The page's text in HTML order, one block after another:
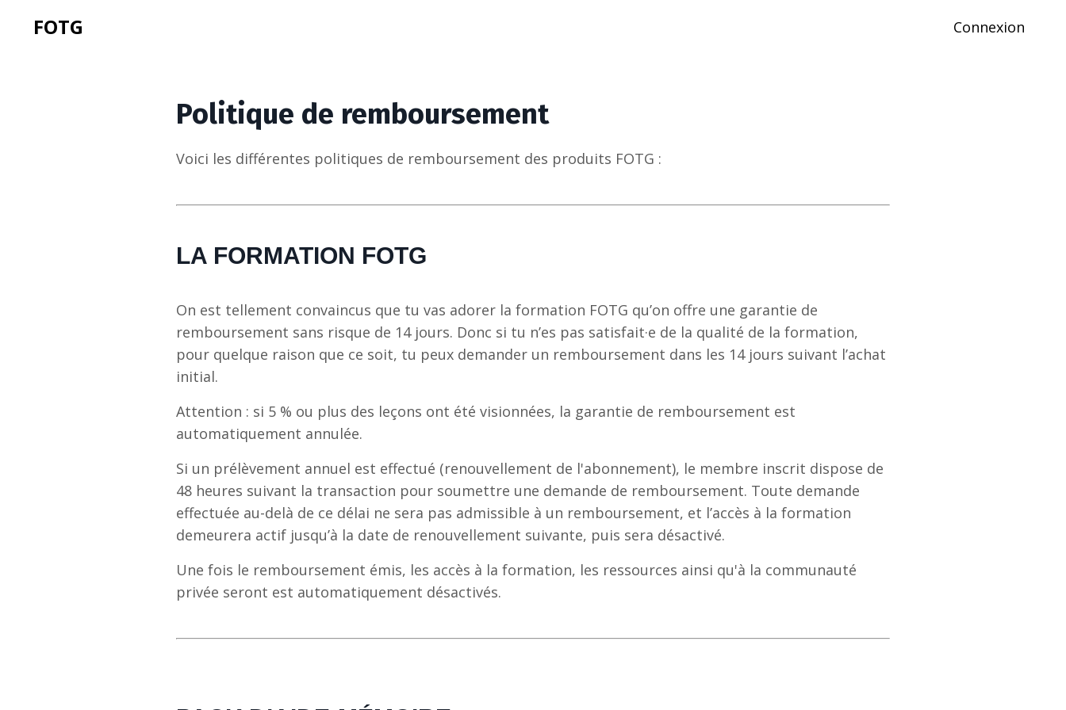
FOTG Connexion
Politique de remboursement
Voici les différentes politiques de remboursement des produits FOTG :
LA FORMATION FOTG
On est tellement convaincus que tu vas adorer la formation FOTG qu’on offre une garantie de
remboursement sans risque de 14 jours. Donc si tu n’es pas satisfait·e de la qualité de la formation,
pour quelque raison que ce soit, tu peux demander un remboursement dans les 14 jours suivant l’achat
initial.
Attention : si 5 % ou plus des leçons ont été visionnées, la garantie de remboursement est
automatiquement annulée.
Si un prélèvement annuel est effectué (renouvellement de l'abonnement), le membre inscrit dispose de
48 heures suivant la transaction pour soumettre une demande de remboursement. Toute demande
effectuée au-delà de ce délai ne sera pas admissible à un remboursement, et l’accès à la formation
demeurera actif jusqu’à la date de renouvellement suivante, puis sera désactivé.
Une fois le remboursement émis, les accès à la formation, les ressources ainsi qu'à la communauté
privée seront est automatiquement désactivés.